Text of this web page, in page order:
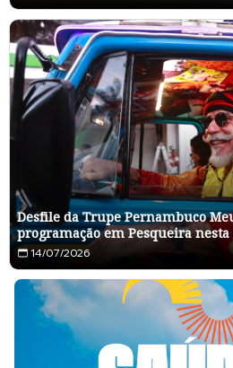
Desfile da Trupe Pernambuco
programação em Pesqueira
14/07/2026